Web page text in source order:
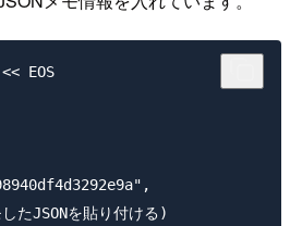
EOS
たJSONを貼り付ける)